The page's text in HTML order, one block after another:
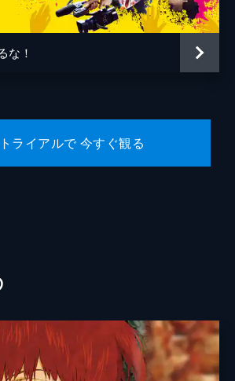
な！
ライアルで 今すぐ観る